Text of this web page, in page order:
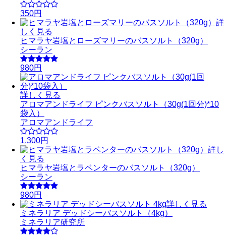
350円
詳
しく見る
ヒマラヤ岩塩とローズマリーのバスソルト（320g）
シーラン
980円
詳しく見る
アロマアンドライフ ピンクバスソルト（30g(1回分)*10
袋入）
アロマアンドライフ
1,300円
詳し
く見る
ヒマラヤ岩塩とラベンターのバスソルト（320g）
シーラン
980円
詳しく見る
ミネラリア デッドシーバスソルト（4kg）
ミネラリア研究所